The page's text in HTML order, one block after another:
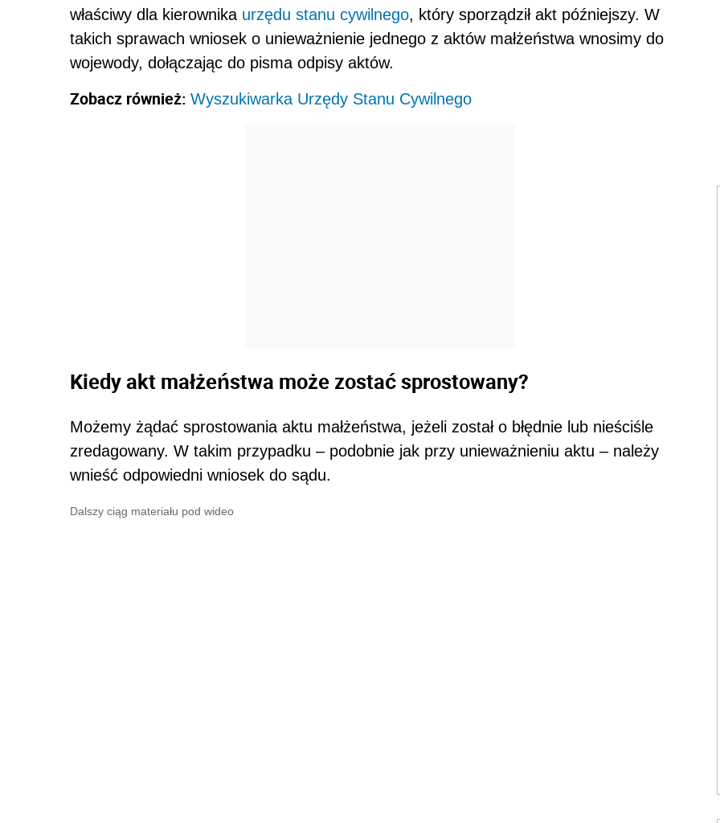
właściwy dla kierownika urzędu stanu cywilnego, który sporządził akt późniejszy. W
takich sprawach wniosek o unieważnienie jednego z aktów małżeństwa wnosimy do
wojewody, dołączając do pisma odpisy aktów.
Zobacz również: Wyszukiwarka Urzędy Stanu Cywilnego
Kiedy akt małżeństwa może zostać sprostowany?
Możemy żądać sprostowania aktu małżeństwa, jeżeli został o błędnie lub nieściśle
zredagowany. W takim przypadku – podobnie jak przy unieważnieniu aktu – należy
wnieść odpowiedni wniosek do sądu.
Dalszy ciąg materiału pod wideo